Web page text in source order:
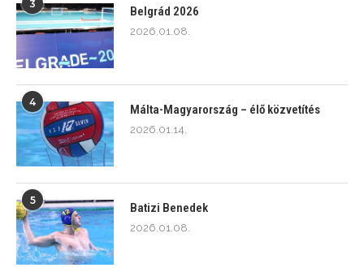
3
Belgrád 2026
2026.01.08.
4
Málta-Magyarország – élő közvetítés
2026.01.14.
5
Batizi Benedek
2026.01.08.